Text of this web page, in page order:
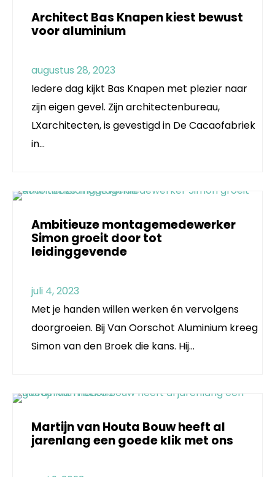
Architect Bas Knapen kiest bewust
voor aluminium
augustus 28, 2023
Iedere dag kijkt Bas Knapen met plezier naar
zijn eigen gevel. Zijn architectenbureau,
LXarchitecten, is gevestigd in De Cacaofabriek
in…
Ambitieuze montagemedewerker
Simon groeit door tot
leidinggevende
juli 4, 2023
Met je handen willen werken én vervolgens
doorgroeien. Bij Van Oorschot Aluminium kreeg
Simon van den Broek die kans. Hij…
Martijn van Houta Bouw heeft al
jarenlang een goede klik met ons